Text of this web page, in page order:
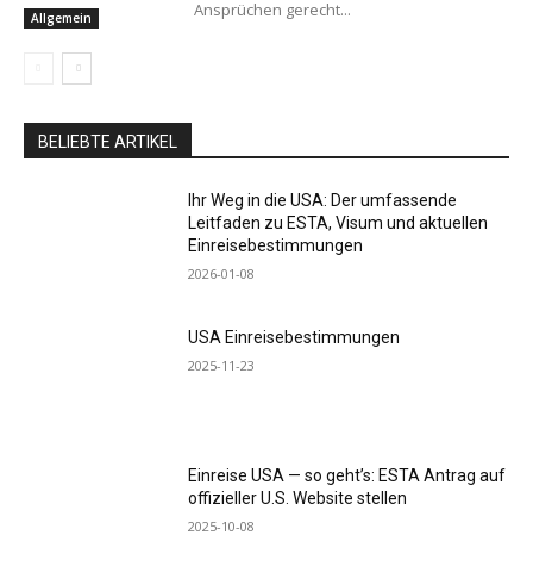
Allgemein Ansprüchen gerecht...
BELIEBTE ARTIKEL
Ihr Weg in die USA: Der umfassende
Leitfaden zu ESTA, Visum und aktuellen
Einreisebestimmungen
2026-01-08
USA Einreisebestimmungen
2025-11-23
Einreise USA — so geht’s: ESTA Antrag auf
offizieller U.S. Website stellen
2025-10-08